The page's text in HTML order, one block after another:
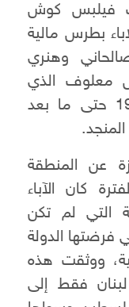
الاب فيلبس كوش
بطرس مالية
وهنري
معلوف الذي
استمر في ادارتها من عام 1906 حتى ما بعد
عن المنطقة
كان الآباء
التي لم تكن
فرضتها الدولة
ووثقت هذه
فقط إلى